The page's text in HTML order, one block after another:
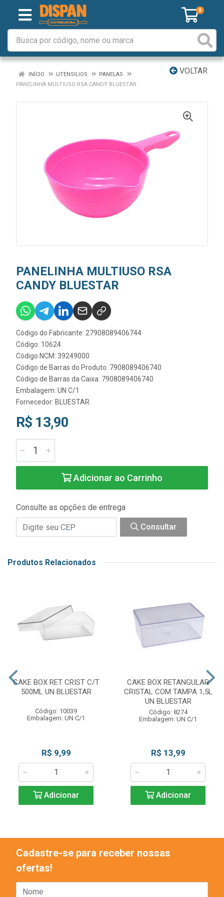
0
VOLTAR
INÍCIO UTENSILIOS
PANELAS
PANELINHA MULTIUSO RSA CANDY BLUESTAR
PANELINHA MULTIUSO RSA
CANDY BLUESTAR
Código do Fabricante: 27908089406744
Código: 10624
Código NCM: 39249000
Código de Barras do Produto: 7908089406740
Código de Barras da Caixa: 7908089406740
Embalagem: UN C/1
Fornecedor: BLUESTAR
R$ 13,90
Adicionar ao Carrinho
Consulte as opções de entrega
Consultar
Produtos Relacionados
CAKE BOX RET CRIST C/T
500ML UN BLUESTAR
Código: 10039
Embalagem: UN C/1
R$ 9,99
Adicionar
CAKE BOX RETANGULAR
CRISTAL COM TAMPA 1,5L
UN BLUESTAR
Código: 8274
Embalagem: UN C/1
R$ 13,99
Adicionar
Cadastre-se para receber nossas
ofertas!